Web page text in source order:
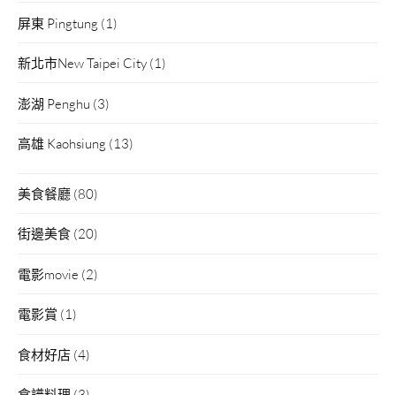
屏東 Pingtung (1)
新北市New Taipei City (1)
澎湖 Penghu (3)
高雄 Kaohsiung (13)
美食餐廳 (80)
街邊美食 (20)
電影movie (2)
電影賞 (1)
食材好店 (4)